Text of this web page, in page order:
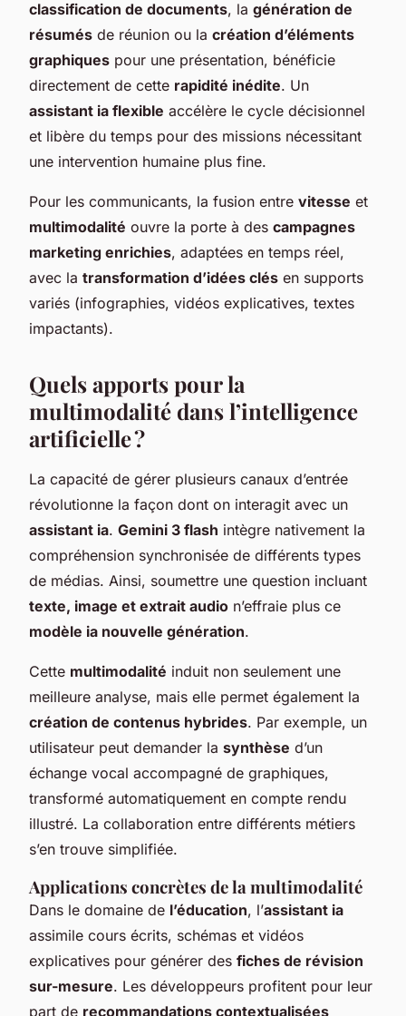
classification de documents, la génération de
résumés de réunion ou la création d’éléments
graphiques pour une présentation, bénéficie
directement de cette rapidité inédite. Un
assistant ia flexible accélère le cycle décisionnel
et libère du temps pour des missions nécessitant
une intervention humaine plus fine.
Pour les communicants, la fusion entre vitesse et
multimodalité ouvre la porte à des campagnes
marketing enrichies, adaptées en temps réel,
avec la transformation d’idées clés en supports
variés (infographies, vidéos explicatives, textes
impactants).
Quels apports pour la
multimodalité dans l’intelligence
artificielle ?
La capacité de gérer plusieurs canaux d’entrée
révolutionne la façon dont on interagit avec un
assistant ia. Gemini 3 flash intègre nativement la
compréhension synchronisée de différents types
de médias. Ainsi, soumettre une question incluant
texte, image et extrait audio n’effraie plus ce
modèle ia nouvelle génération.
Cette multimodalité induit non seulement une
meilleure analyse, mais elle permet également la
création de contenus hybrides. Par exemple, un
utilisateur peut demander la synthèse d’un
échange vocal accompagné de graphiques,
transformé automatiquement en compte rendu
illustré. La collaboration entre différents métiers
s’en trouve simplifiée.
Applications concrètes de la multimodalité
Dans le domaine de l’éducation, l’assistant ia
assimile cours écrits, schémas et vidéos
explicatives pour générer des fiches de révision
sur-mesure. Les développeurs profitent pour leur
part de recommandations contextualisées